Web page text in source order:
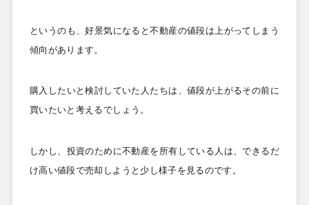
というのも、好景気になると不動産の値段は上がってしまう
傾向があります。
購入したいと検討していた人たちは、値段が上がるその前に
買いたいと考えるでしょう。
しかし、投資のために不動産を所有している人は、できるだ
け高い値段で売却しようと少し様子を見るのです。